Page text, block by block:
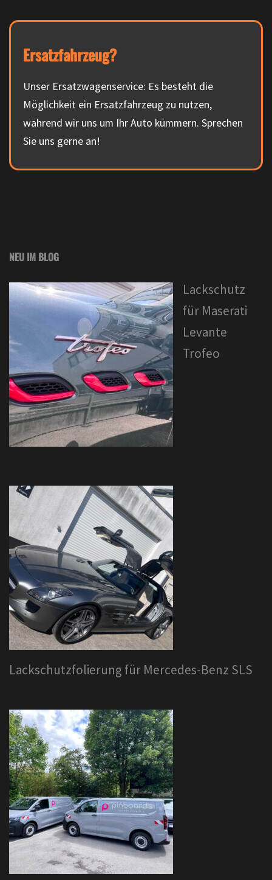
Ersatzfahrzeug?
Unser Ersatzwagenservice: Es besteht die
Möglichkeit ein Ersatzfahrzeug zu nutzen,
während wir uns um Ihr Auto kümmern. Sprechen
Sie uns gerne an!
NEU IM BLOG
Lackschutz
für Maserati
Levante
Trofeo
Lackschutzfolierung für Mercedes-Benz SLS